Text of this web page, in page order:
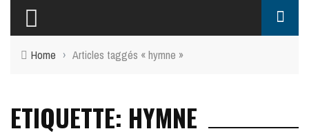
Home › Articles taggés « hymne »
ETIQUETTE: HYMNE